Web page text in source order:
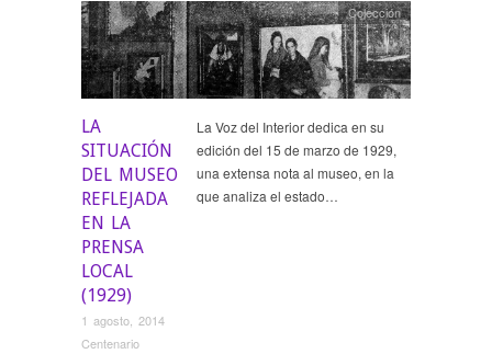
LA
SITUACIÓN
DEL MUSEO
REFLEJADA
EN LA
PRENSA
LOCAL
(1929)
1 agosto, 2014
Centenario
Colección
La Voz del Interior dedica en su
edición del 15 de marzo de 1929,
una extensa nota al museo, en la
que analiza el estado…